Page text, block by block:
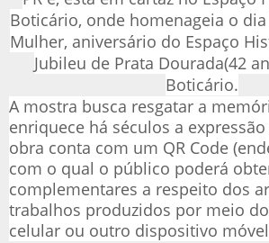
Boticário, onde homenageia o
Mulher, aniversário do Espaço
Jubileu de Prata Dourada(42
Boticário.
A mostra busca resgatar a
enriquece há séculos a
obra conta com um QR Code
com o qual o público poderá
complementares a respeito dos
trabalhos produzidos por meio
celular ou outro dispositivo